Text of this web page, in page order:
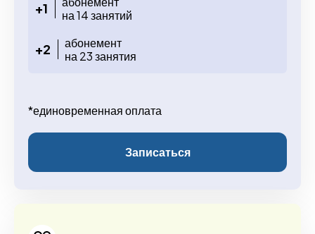
+1
на 14 занятий
+2
абонемент
на 23 занятия
*единовременная оплата
Записаться